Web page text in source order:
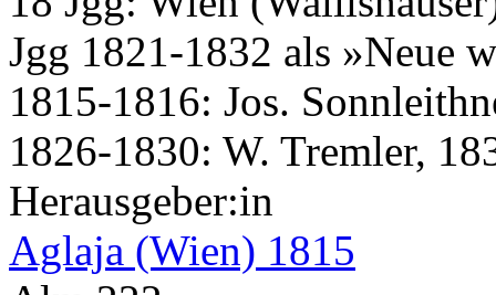
Jgg 1821-1832 als »Neue
1815-1816: Jos.
1826-1830: W. Tremler,
Herausgeber:in
Aglaja (Wien) 1815